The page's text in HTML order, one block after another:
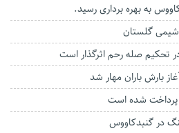
به بهره برداری رسید.
گلستان
تحکیم صله رحم اثرگذار است
بارش باران مهار شد
در گنبدکاووس